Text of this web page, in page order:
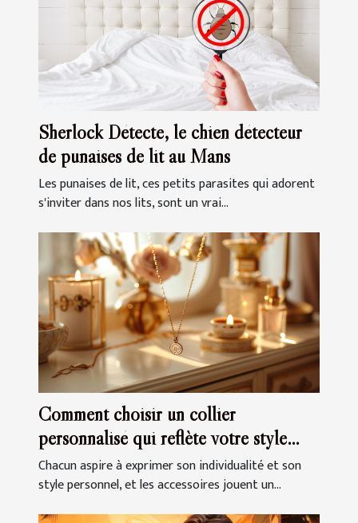
Sherlock Détecte, le chien détecteur
de punaises de lit au Mans
Les punaises de lit, ces petits parasites qui adorent
s'inviter dans nos lits, sont un vrai...
Comment choisir un collier
personnalisé qui reflète votre style
unique
Chacun aspire à exprimer son individualité et son
style personnel, et les accessoires jouent un...